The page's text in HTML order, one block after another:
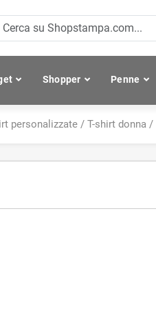
Shopper Penne
personalizzate / T-shirt donna /